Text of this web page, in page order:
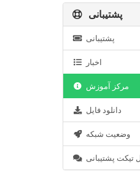
پشتیبانی
پشتیبانی
اخبار
مرکز آموزش
دانلود فایل
وضعیت شبکه
تیکت پشتیبانی